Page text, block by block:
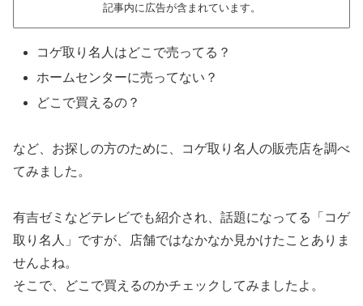
記事内に広告が含まれています。
コゲ取り名人はどこで売ってる？
ホームセンターに売ってない？
どこで買えるの？
など、お探しの方のために、コゲ取り名人の販売店を調べ
てみました。
有吉ゼミなどテレビでも紹介され、話題になってる「コゲ
取り名人」ですが、店舗ではなかなか見かけたことありま
せんよね。
そこで、どこで買えるのかチェックしてみましたよ。